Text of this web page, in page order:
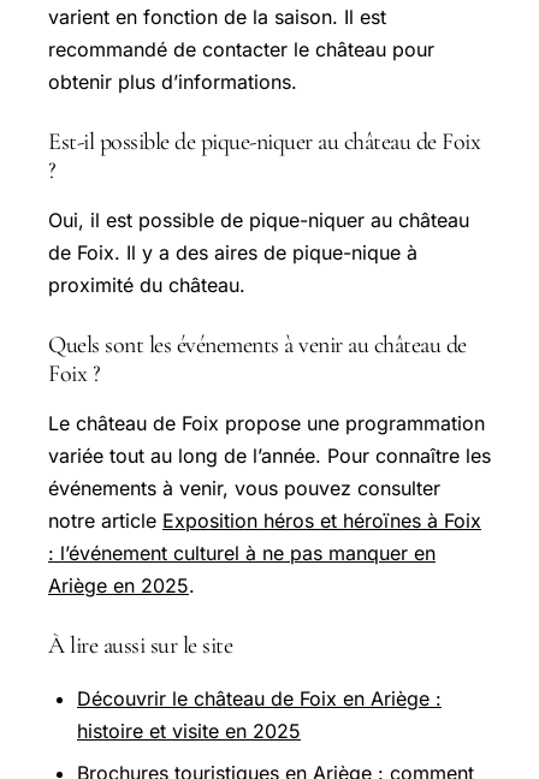
varient en fonction de la saison. Il est
recommandé de contacter le château pour
obtenir plus d’informations.
Est-il possible de pique-niquer au château de Foix
?
Oui, il est possible de pique-niquer au château
de Foix. Il y a des aires de pique-nique à
proximité du château.
Quels sont les événements à venir au château de
Foix ?
Le château de Foix propose une programmation
variée tout au long de l’année. Pour connaître les
événements à venir, vous pouvez consulter
notre article Exposition héros et héroïnes à Foix
: l’événement culturel à ne pas manquer en
Ariège en 2025.
À lire aussi sur le site
Découvrir le château de Foix en Ariège :
histoire et visite en 2025
Brochures touristiques en Ariège : comment